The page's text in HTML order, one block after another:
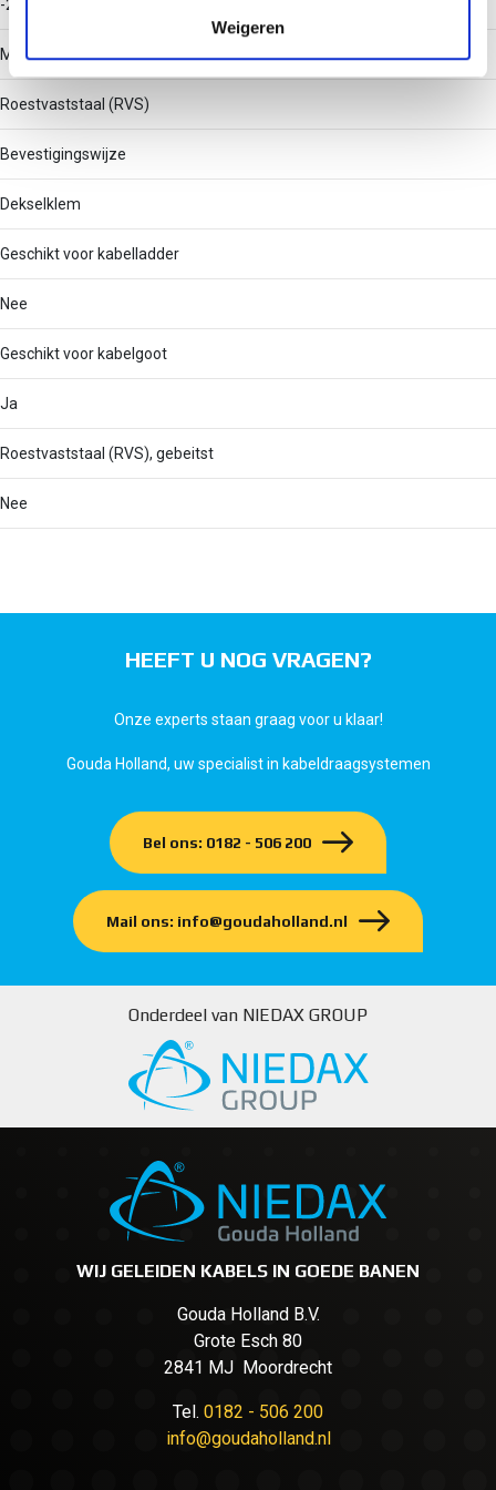
verzameld op basis van uw gebruik van hun services.
Weigeren
-20 - 120
Materiaal
Roestvaststaal (RVS)
Bevestigingswijze
Dekselklem
Geschikt voor kabelladder
Nee
Geschikt voor kabelgoot
Ja
Roestvaststaal (RVS), gebeitst
Nee
HEEFT U NOG VRAGEN?
Onze experts staan graag voor u klaar!
Gouda Holland, uw specialist in kabeldraagsystemen
Bel ons: 0182 - 506 200
Mail ons: info@goudaholland.nl
Onderdeel van NIEDAX GROUP
WIJ GELEIDEN KABELS IN GOEDE BANEN
Gouda Holland B.V.
Grote Esch 80
2841 MJ Moordrecht
Tel. 0182 - 506 200
info@goudaholland.nl